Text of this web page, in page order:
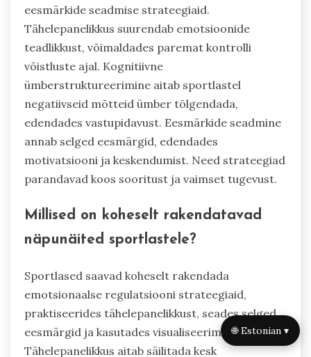
eesmärkide seadmise strateegiaid.
Tähelepanelikkus suurendab emotsioonide
teadlikkust, võimaldades paremat kontrolli
võistluste ajal. Kognitiivne
ümberstruktureerimine aitab sportlastel
negatiivseid mõtteid ümber tõlgendada,
edendades vastupidavust. Eesmärkide seadmine
annab selged eesmärgid, edendades
motivatsiooni ja keskendumist. Need strateegiad
parandavad koos sooritust ja vaimset tugevust.
Millised on koheselt rakendatavad
näpunäited sportlastele?
Sportlased saavad koheselt rakendada
emotsionaalse regulatsiooni strateegiaid,
praktiseerides tähelepanelikkust, seades selged
eesmärgid ja kasutades visualiseerimistehnikaid.
Tähelepanelikkus aitab säilitada kesk
🌐 Estonian ▾